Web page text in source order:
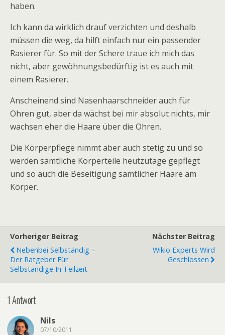
haben.
Ich kann da wirklich drauf verzichten und deshalb
müssen die weg, da hilft einfach nur ein passender
Rasierer für. So mit der Schere traue ich mich das
nicht, aber gewöhnungsbedürftig ist es auch mit
einem Rasierer.
Anscheinend sind Nasenhaarschneider auch für
Ohren gut, aber da wächst bei mir absolut nichts, mir
wachsen eher die Haare über die Ohren.
Die Körperpflege nimmt aber auch stetig zu und so
werden sämtliche Körperteile heutzutage gepflegt
und so auch die Beseitigung sämtlicher Haare am
Körper.
Vorheriger Beitrag
Nebenbei Selbständig –
Der Ratgeber Für
Selbständige In Teilzeit
Nächster Beitrag
Wikio Experts Wird
Geschlossen
1 Antwort
Nils
07/10/2011